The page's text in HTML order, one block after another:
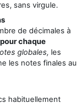
sans virgule.
de décimales à
pour chaque
globales, les
les notes finales au
habituellement